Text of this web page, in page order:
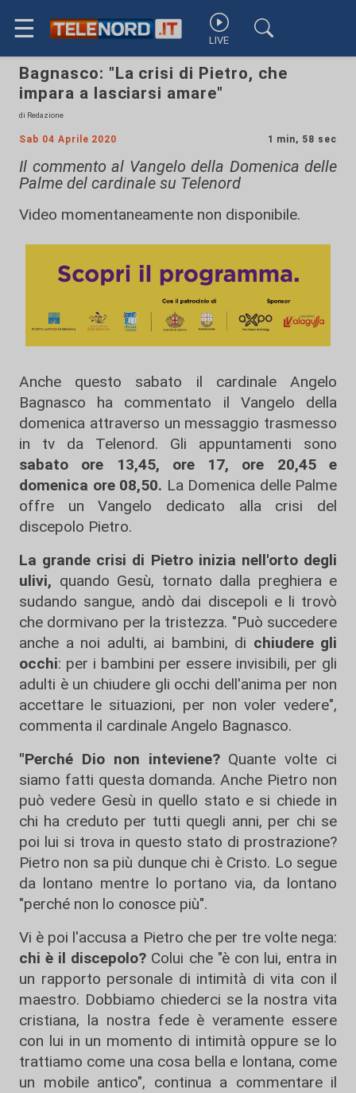
☰ LIVE
Bagnasco: "La crisi di Pietro, che
impara a lasciarsi amare"
di Redazione
Sab 04 Aprile 2020 1 min, 58 sec
Il commento al Vangelo della Domenica delle
Palme del cardinale su Telenord
Video momentaneamente non disponibile.
Anche questo sabato il cardinale Angelo
Bagnasco ha commentato il Vangelo della
domenica attraverso un messaggio trasmesso
in tv da Telenord. Gli appuntamenti sono
sabato ore 13,45, ore 17, ore 20,45 e
domenica ore 08,50. La Domenica delle Palme
offre un Vangelo dedicato alla crisi del
discepolo Pietro.
La grande crisi di Pietro inizia nell'orto degli
ulivi, quando Gesù, tornato dalla preghiera e
sudando sangue, andò dai discepoli e li trovò
che dormivano per la tristezza. "Può succedere
anche a noi adulti, ai bambini, di chiudere gli
occhi: per i bambini per essere invisibili, per gli
adulti è un chiudere gli occhi dell'anima per non
accettare le situazioni, per non voler vedere",
commenta il cardinale Angelo Bagnasco.
"Perché Dio non inteviene?Quante volte ci
siamo fatti questa domanda. Anche Pietro non
può vedere Gesù in quello stato e si chiede in
chi ha creduto per tutti quegli anni, per chi se
poi lui si trova in questo stato di prostrazione?
Pietro non sa più dunque chi è Cristo. Lo segue
da lontano mentre lo portano via, da lontano
"perché non lo conosce più".
Vi è poi l'accusa a Pietro che per tre volte nega:
chi è il discepolo? Colui che "è con lui, entra in
un rapporto personale di intimità di vita con il
maestro. Dobbiamo chiederci se la nostra vita
cristiana, la nostra fede è veramente essere
con lui in un momento di intimità oppure se lo
trattiamo come una cosa bella e lontana, come
un mobile antico", continua a commentare il